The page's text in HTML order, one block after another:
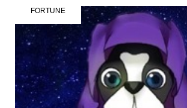
FORTUNE